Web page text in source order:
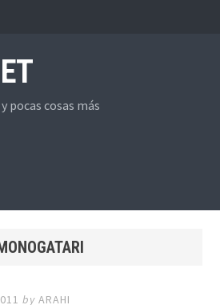
pocas cosas más
byARAHI